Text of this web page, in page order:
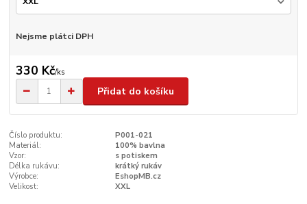
Nejsme plátci DPH
330 Kč/ks
Přidat do košíku
Číslo produktu:
P001-021
Materiál:
100% bavlna
Vzor:
s potiskem
Délka rukávu:
krátký rukáv
Výrobce:
EshopMB.cz
Velikost:
XXL